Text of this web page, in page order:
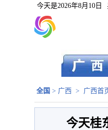
今天是2026年8月10日
全国 > 广西 > 广西首
今天桂